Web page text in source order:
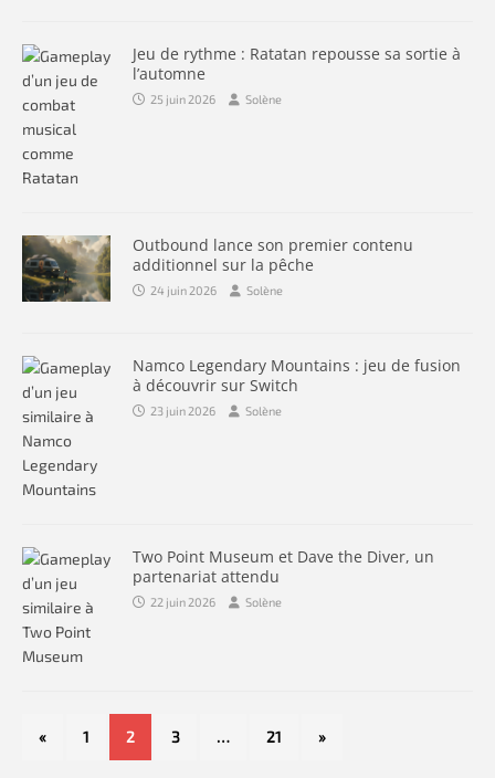
Jeu de rythme : Ratatan repousse sa sortie à
l’automne
25 juin 2026 Solène
Outbound lance son premier contenu
additionnel sur la pêche
24 juin 2026 Solène
Namco Legendary Mountains : jeu de fusion
à découvrir sur Switch
23 juin 2026 Solène
Two Point Museum et Dave the Diver, un
partenariat attendu
22 juin 2026 Solène
« 1 2 3 … 21 »